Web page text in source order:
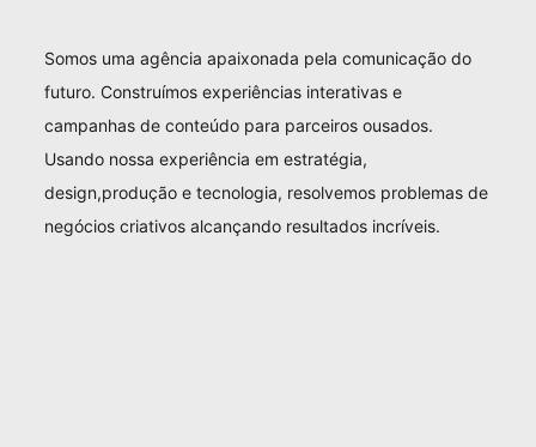
Somos uma agência apaixonada pela comunicação do
futuro. Construímos experiências interativas e
campanhas de conteúdo para parceiros ousados.
Usando nossa experiência em estratégia,
design,produção e tecnologia, resolvemos problemas de
negócios criativos alcançando resultados incríveis.